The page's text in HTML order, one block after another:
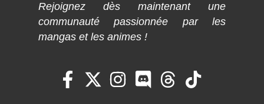
Rejoignez dès maintenant une
communauté passionnée par les
mangas et les animes !